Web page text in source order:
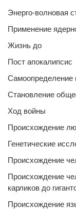
Энерго-волновая
Применение
Жизнь до
Пост апокалипсис
Самоопределение
Становление
Ход войны
Происхождение
Генетические
Происхождение
Происхождение
карликов до
Происхождение